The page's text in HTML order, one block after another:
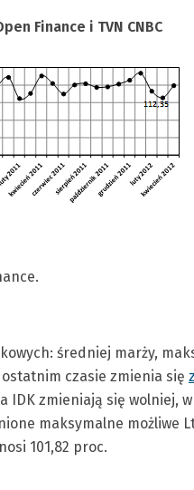
Finance i TVN CNBC
średniej marży,
czasie zmienia się
IDK zmieniają się wolniej,
maksymalne możliwe
101,82 proc.